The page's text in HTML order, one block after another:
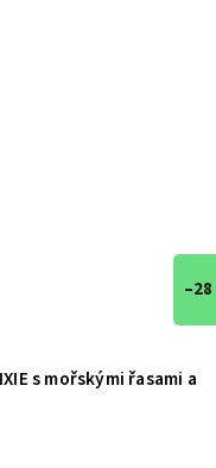
s mořskými řasami a